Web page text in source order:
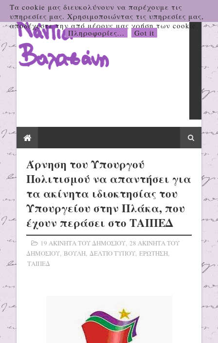
Άρνηση του Υπουργού
Πολιτισμού να απαντήσει για
τα ακίνητα ιδιοκτησίας του
Υπουργείου στην Πλάκα, που
έχουν περάσει στο ΤΑΙΠΕΔ
19 ΑΚΙΝΗΤΑ ΤΟΥ ΔΗΜΟΣΙΟΥ, 28 ΑΚΙΝΗΤΑ ΤΟΥ
ΔΗΜΟΣΙΟΥ, ΒΟΥΛΗ, ΔΕΛΤΙΟ ΤΥΠΟΥ, ΕΡΩΤΗΣΗ,
ΤΑΙΠΕΔ
Τα cookie μας διευκολύνουν να παρέχουμε τις
υπηρεσίες μας. Χρησιμοποιώντας τις υπηρεσίες μας,
αποδέχεστε την από μέρους μας χρήση των cookie.
Πληροφορίες... Got it